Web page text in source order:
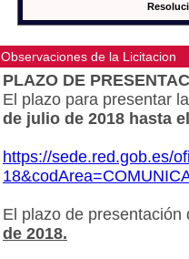
Observaciones de la Licitacion
PLAZO DE
El plazo para presentar
de julio de 2018 hasta
https://sede.red.gob.es/
El plazo de
de 2018.